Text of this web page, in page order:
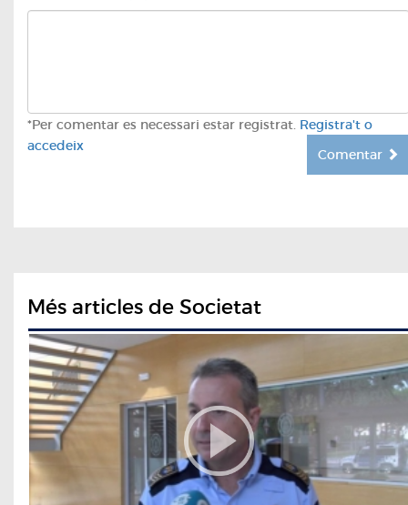
*Per comentar es necessari estar registrat. Registra't o
accedeix
Comentar
Més articles de Societat